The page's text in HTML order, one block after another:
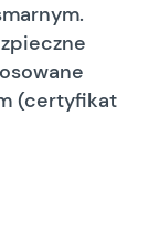
(certyfikat